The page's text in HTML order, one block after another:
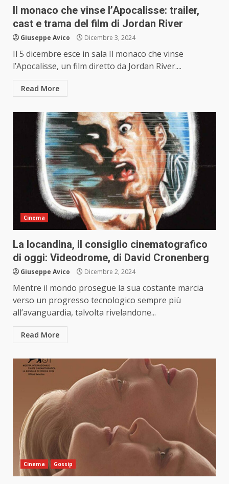
Il monaco che vinse l’Apocalisse: trailer,
cast e trama del film di Jordan River
Giuseppe Avico Dicembre 3, 2024
Il 5 dicembre esce in sala Il monaco che vinse
l’Apocalisse, un film diretto da Jordan River....
Read More
Cinema
La locandina, il consiglio cinematografico
di oggi: Videodrome, di David Cronenberg
Giuseppe Avico Dicembre 2, 2024
Mentre il mondo prosegue la sua costante marcia
verso un progresso tecnologico sempre più
all’avanguardia, talvolta rivelandone...
Read More
Cinema Gossip